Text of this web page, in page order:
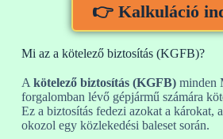
👉 Kalkuláció
Mi az a kötelező biztosítás (KGFB)?
A kötelező biztosítás (KGFB)minden
forgalomban lévő gépjármű számára
Ez a biztosítás fedezi azokat a károkat,
okozol egy közlekedési baleset során.